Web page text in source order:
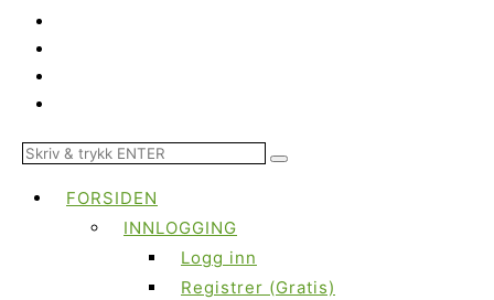
FORSIDEN
INNLOGGING
Logg inn
Registrer (Gratis)